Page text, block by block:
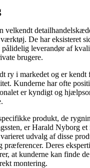
velkendt
De har eksisteret
pålidelig leverandør af
brugere.
ry i markedet og er kendt
Kunderne har ofte
er kyndigt og
produkt, de
er Harald Nyborg et
udvalg af disse
præferencer. Deres
at kunderne kan finde
montering.